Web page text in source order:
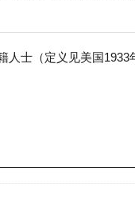
人士（定义见美国
恒生指数